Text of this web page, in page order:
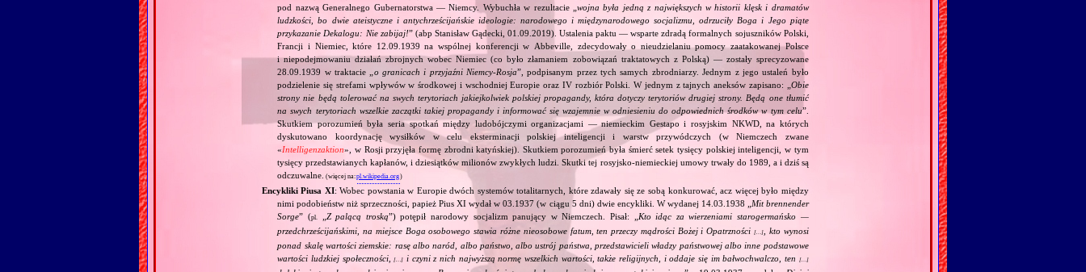
pod nazwą Generalnego Gubernatorstwa — Niemcy. Wybuchła w rezultacie „ wojna była jedną z największych w historii klęsk i dramatów
ludzkości, bo dwie ateistyczne i antychrześcijańskie ideologie: narodowego i międzynarodowego socjalizmu, odrzuciły Boga i Jego piąte
przykazanie Dekalogu: Nie zabijaj!” (abp Stanisław Gądecki, 01.09.2019). Ustalenia paktu — wsparte zdradą formalnych sojuszników Polski,
Francji i Niemiec, które 12.09.1939 na wspólnej konferencji w Abbeville, zdecydowały o nieudzielaniu pomocy zaatakowanej Polsce
i niepodejmowaniu działań zbrojnych wobec Niemiec (co było złamaniem zobowiązań traktatowych z Polską) — zostały sprecyzowane
28.09.1939 w traktacie „ o granicach i przyjaźni Niemcy‐Rosja”, podpisanym przez tych samych zbrodniarzy. Jednym z jego ustaleń było
podzielenie się strefami wpływów w środkowej i wschodniej Europie oraz IV rozbiór Polski. W jednym z tajnych aneksów zapisano: „ Obie
strony nie będą tolerować na swych terytoriach jakiejkolwiek polskiej propagandy, która dotyczy terytoriów drugiej strony. Będą one tłumić
na swych terytoriach wszelkie zaczątki takiej propagandy i informować się wzajemnie w odniesieniu do odpowiednich środków w tym celu”.
Skutkiem porozumień była seria spotkań między ludobójczymi organizacjami — niemieckim Gestapo i rosyjskim NKWD, na których
dyskutowano koordynację wysiłków w celu eksterminacji polskiej inteligencji i warstw przywódczych (w Niemczech zwane
«Intelligenzaktion», w Rosji przyjęła formę zbrodni katyńskiej). Skutkiem porozumień była śmierć setek tysięcy polskiej inteligencji, w tym
tysięcy przedstawianych kapłanów, i dziesiątków milionów zwykłych ludzi. Skutki tej rosyjsko‐niemieckiej umowy trwały do 1989, a i dziś są
odczuwalne. (więcej na:pl.wikipedia.org)
Encykliki Piusa XI: Wobec powstania w Europie dwóch systemów totalitarnych, które zdawały się ze sobą konkurować, acz więcej było między
nimi podobieństw niż sprzeczności, papież Pius XI wydał w 03.1937 (w ciągu 5 dni) dwie encykliki. W wydanej 14.03.1938 „
Mit brennender
Sorge” (pl. Z palącą troską”) potępił narodowy socjalizm panujący w Niemczech. Pisał: „
Kto idąc za wierzeniami starogermańsko —
przedchrześcijańskimi, na miejsce Boga osobowego stawia różne nieosobowe fatum, ten przeczy mądrości Bożej i Opatrzności[…]
, kto wynosi
ponad skalę wartości ziemskie: rasę albo naród, albo państwo, albo ustrój państwa, przedstawicieli władzy państwowej albo inne podstawowe
wartości ludzkiej społeczności,[…] i czyni z nich najwyższą normę wszelkich wartości, także religijnych, i oddaje się im bałwochwalczo, ten […]